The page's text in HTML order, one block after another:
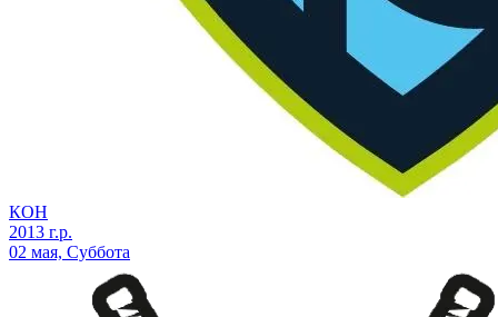
КОН
2013 г.р.
02 мая, Суббота